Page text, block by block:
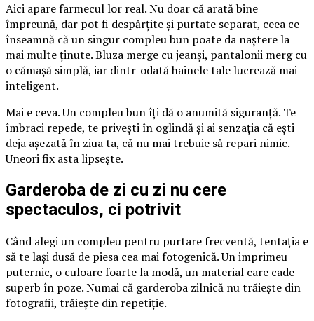
Aici apare farmecul lor real. Nu doar că arată bine
împreună, dar pot fi despărțite și purtate separat, ceea ce
înseamnă că un singur compleu bun poate da naștere la
mai multe ținute. Bluza merge cu jeanși, pantalonii merg cu
o cămașă simplă, iar dintr-odată hainele tale lucrează mai
inteligent.
Mai e ceva. Un compleu bun îți dă o anumită siguranță. Te
îmbraci repede, te privești în oglindă și ai senzația că ești
deja așezată în ziua ta, că nu mai trebuie să repari nimic.
Uneori fix asta lipsește.
Garderoba de zi cu zi nu cere
spectaculos, ci potrivit
Când alegi un compleu pentru purtare frecventă, tentația e
să te lași dusă de piesa cea mai fotogenică. Un imprimeu
puternic, o culoare foarte la modă, un material care cade
superb în poze. Numai că garderoba zilnică nu trăiește din
fotografii, trăiește din repetiție.